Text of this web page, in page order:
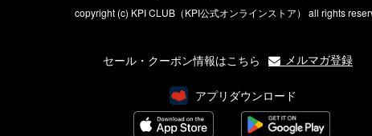
copyright (c) KPI CLUB（KPI公式オンラインストア） all rights
セール・クーポン情報はこちら メルマガ登録
アプリダウンロード